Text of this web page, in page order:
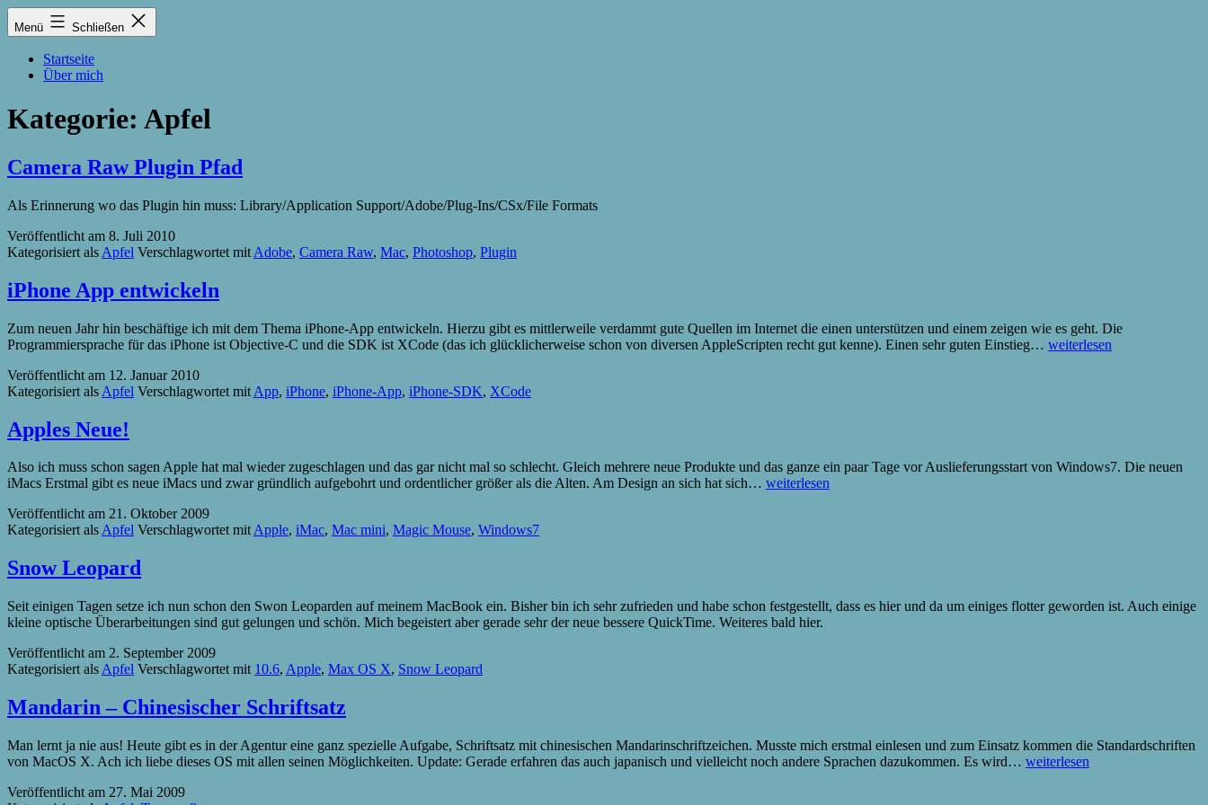
Zum
Inhalt
Lukas
Zintel-
Menü Schließen
Startseite
Über mich
Kategorie: Apfel
Camera Raw Plugin Pfad
Als Erinnerung wo das Plugin hin muss: Library/Application Support/Adobe/Plug-Ins/CSx/File Formats
Veröffentlicht am 8. Juli 2010
Kategorisiert als Apfel Verschlagwortet mit Adobe, Camera Raw, Mac, Photoshop, Plugin
iPhone App entwickeln
Zum neuen Jahr hin beschäftige ich mit dem Thema iPhone-App entwickeln. Hierzu gibt es mittlerweile verdammt gute Quellen im Internet die einen unterstützen und einem zeigen wie es geht. Die
Programmiersprache für das iPhone ist Objective-C und die SDK ist XCode (das ich glücklicherweise schon von diversen AppleScripten recht gut kenne). Einen sehr guten Einstieg… iPhone
weiterlesen
Veröffentlicht am 12. Januar 2010
Kategorisiert als Apfel Verschlagwortet mit App, iPhone, iPhone-App, iPhone-SDK, XCode
Apples Neue!
Also ich muss schon sagen Apple hat mal wieder zugeschlagen und das gar nicht mal so schlecht. Gleich mehrere neue Produkte und das ganze ein paar Tage vor Auslieferungsstart von Windows7. Die neuen
iMacs Erstmal gibt es neue iMacs und zwar gründlich aufgebohrt und ordentlicher größer als die Alten. Am Design an sich hat sich… Apples
weiterlesen
Veröffentlicht am 21. Oktober 2009
Kategorisiert alsApfel Verschlagwortet mitApple, iMac, Mac mini, Magic Mouse, Windows7
Snow Leopard
Seit einigen Tagen setze ich nun schon den Swon Leoparden auf meinem MacBook ein. Bisher bin ich sehr zufrieden und habe schon festgestellt, dass es hier und da um einiges flotter geworden ist. Auch einige
kleine optische Überarbeitungen sind gut gelungen und schön. Mich begeistert aber gerade sehr der neue bessere QuickTime. Weiteres bald hier.
Veröffentlicht am 2. September 2009
Kategorisiert als Apfel Verschlagwortet mit 10.6, Apple, Max OS X, Snow Leopard
Mandarin – Chinesischer Schriftsatz
Man lernt ja nie aus! Heute gibt es in der Agentur eine ganz spezielle Aufgabe, Schriftsatz mit chinesischen Mandarinschriftzeichen. Musste mich erstmal einlesen und zum Einsatz kommen die Standardschriften
von MacOS X. Ach ich liebe dieses OS mit allen seinen Möglichkeiten. Update: Gerade erfahren das auch japanisch und vielleicht noch andere Sprachen dazukommen. Es wird… Mandarin
weiterlesen
Veröffentlicht am 27. Mai 2009